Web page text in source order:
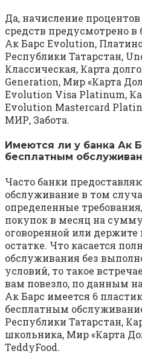
Да, начисление
средств предусмотрено в
Ак Барс Evolution,
Республики Татарстан,
Классическая, Карта
Generation, Мир «Карта
Evolution Visa Platinum,
Evolution Mastercard
МИР, Забота.
Имеются ли у банка Ак
бесплатным
Часто банки
обслуживание в том
определенные
покупок в месяц на
оговоренной или
остатке. Что касается
обслуживания без
условий, то такое
вам повезло, по данным
Ак Барс имеется 6
бесплатным
Республики Татарстан,
школьника, Мир «Карта
TeddyFood.